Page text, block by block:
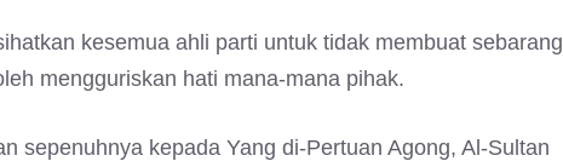
kesemua ahli parti untuk tidak membuat sebarang
mengguriskan hati mana-mana pihak.
sepenuhnya kepada Yang di-Pertuan Agong, Al-Sultan